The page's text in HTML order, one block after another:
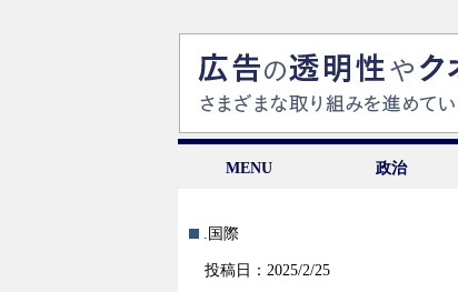
MENU 政治
.国際
投稿日：2025/2/25